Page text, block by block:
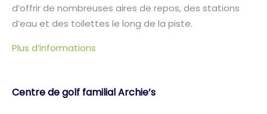
d’offrir de nombreuses aires de repos, des stations
d’eau et des toilettes le long de la piste.
Plus d’informations
Centre de golf familial Archie’s